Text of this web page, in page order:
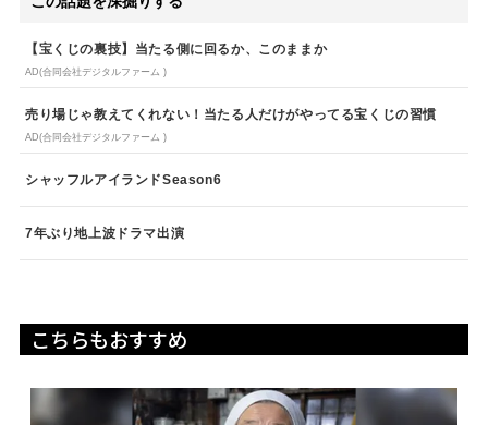
【宝くじの裏技】当たる側に回るか、このままか
AD(合同会社デジタルファーム )
売り場じゃ教えてくれない！当たる人だけがやってる宝くじの習慣
AD(合同会社デジタルファーム )
シャッフルアイランドSeason6
7年ぶり地上波ドラマ出演
こちらもおすすめ